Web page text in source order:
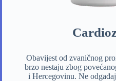
Obavijest od zvaničnog
brzo nestaju zbog
i Hercegovinu. Ne